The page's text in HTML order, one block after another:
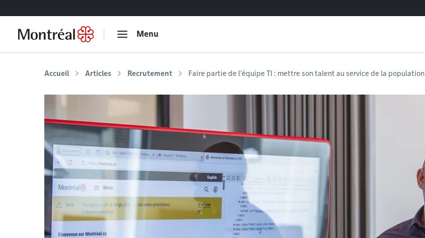
Menu
Accueil Articles Recrutement Faire partie de l'équipe TI : mettre son talent au service de la population